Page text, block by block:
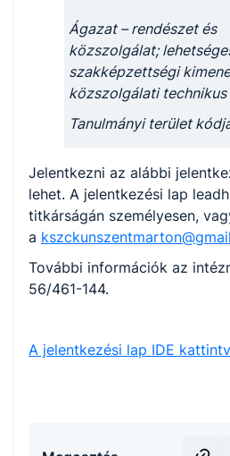
Ágazat – rendészet és
közszolgálat;
szakképzettségi
közszolgálati technikus
Tanulmányi terület
Jelentkezni az alábbi
lehet. A jelentkezési lap
titkárságán személyesen,
a
További információk az
56/461-144.
A jelentkezési lap IDE